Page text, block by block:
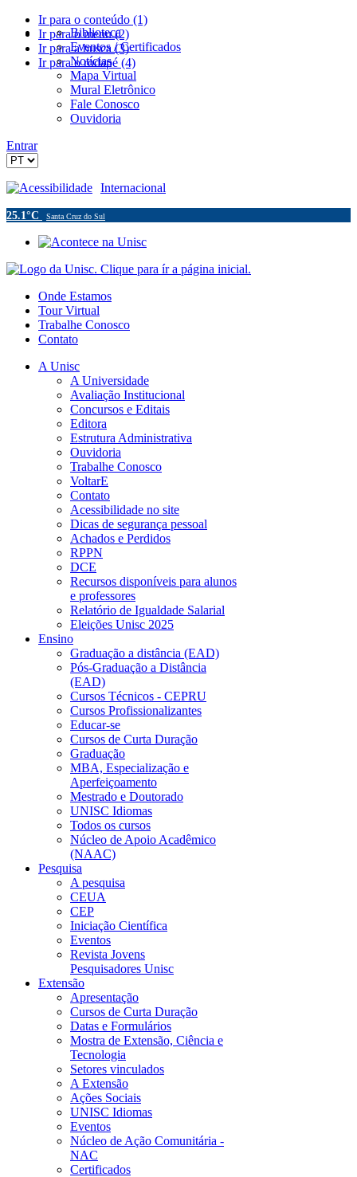
Ir para o conteúdo (1)
Ir para o menu (2)
Ir para a busca (3)
Ir para o rodapé (4)
Biblioteca
Eventos / Certificados
Notícias
Mapa Virtual
Mural Eletrônico
Fale Conosco
Ouvidoria
Entrar
Acessibilidade Internacional
25.1°C Santa Cruz do Sul
Onde Estamos
Tour Virtual
Trabalhe Conosco
Contato
A Unisc
A Universidade
Avaliação Institucional
Concursos e Editais
Editora
Estrutura Administrativa
Ouvidoria
Trabalhe Conosco
VoltarE
Contato
Acessibilidade no site
Dicas de segurança pessoal
Achados e Perdidos
RPPN
DCE
Recursos disponíveis para alunos
e professores
Relatório de Igualdade Salarial
Eleições Unisc 2025
Ensino
Graduação a distância (EAD)
Pós-Graduação a Distância
(EAD)
Cursos Técnicos - CEPRU
Cursos Profissionalizantes
Educar-se
Cursos de Curta Duração
Graduação
MBA, Especialização e
Aperfeiçoamento
Mestrado e Doutorado
UNISC Idiomas
Todos os cursos
Núcleo de Apoio Acadêmico
(NAAC)
Pesquisa
A pesquisa
CEUA
CEP
Iniciação Científica
Eventos
Revista Jovens
Pesquisadores Unisc
Extensão
Apresentação
Cursos de Curta Duração
Datas e Formulários
Mostra de Extensão, Ciência e
Tecnologia
Setores vinculados
A Extensão
Ações Sociais
UNISC Idiomas
Eventos
Núcleo de Ação Comunitária -
NAC
Certificados